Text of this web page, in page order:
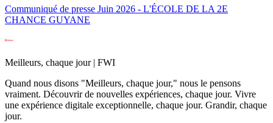
Communiqué de presse Juin 2026 - L'ÉCOLE DE LA 2E
CHANCE GUYANE
Meilleurs, chaque jour | FWI
Quand nous disons "Meilleurs, chaque jour," nous le pensons
vraiment. Découvrir de nouvelles expériences, chaque jour. Vivre
une expérience digitale exceptionnelle, chaque jour. Grandir, chaque
jour.